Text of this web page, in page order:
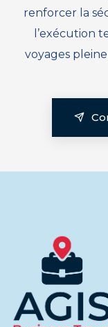
renforcer la
l’exécution
voyages